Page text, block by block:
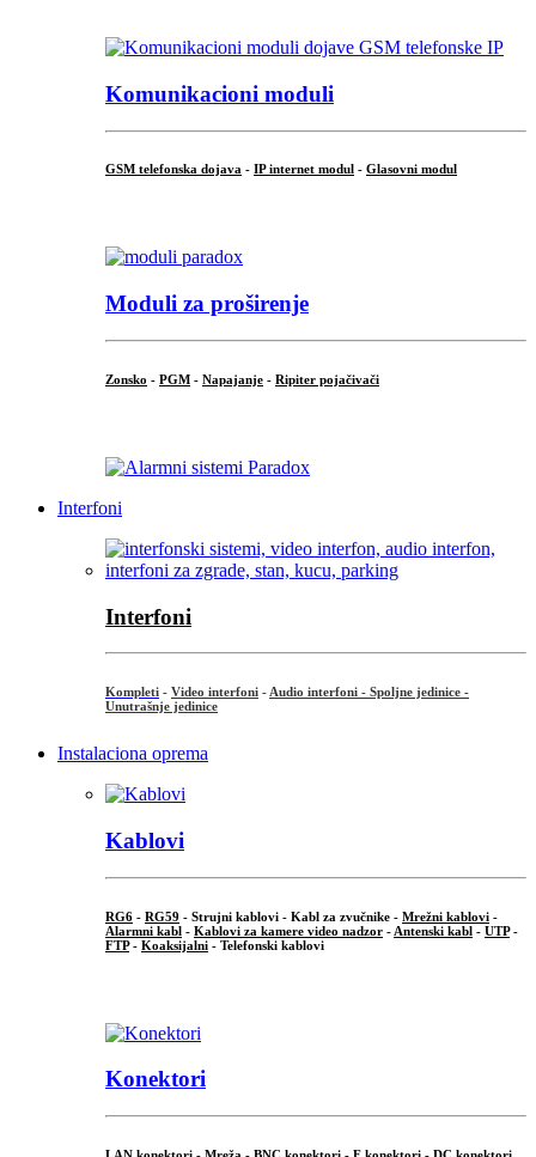
Komunikacioni moduli
GSM telefonska dojava - IP internet modul - Glasovni modul
Moduli za proširenje
Zonsko - PGM - Napajanje - Ripiter pojačivači
Interfoni
Interfoni
Kompleti - Video interfoni - Audio interfoni - Spoljne jedinice -
Unutrašnje jedinice
Instalaciona oprema
Kablovi
RG6 - RG59 - Strujni kablovi - Kabl za zvučnike - Mrežni kablovi -
Alarmni kabl - Kablovi za kamere video nadzor - Antenski kabl - UTP-
FTP- Koaksijalni - Telefonski kablovi
Konektori